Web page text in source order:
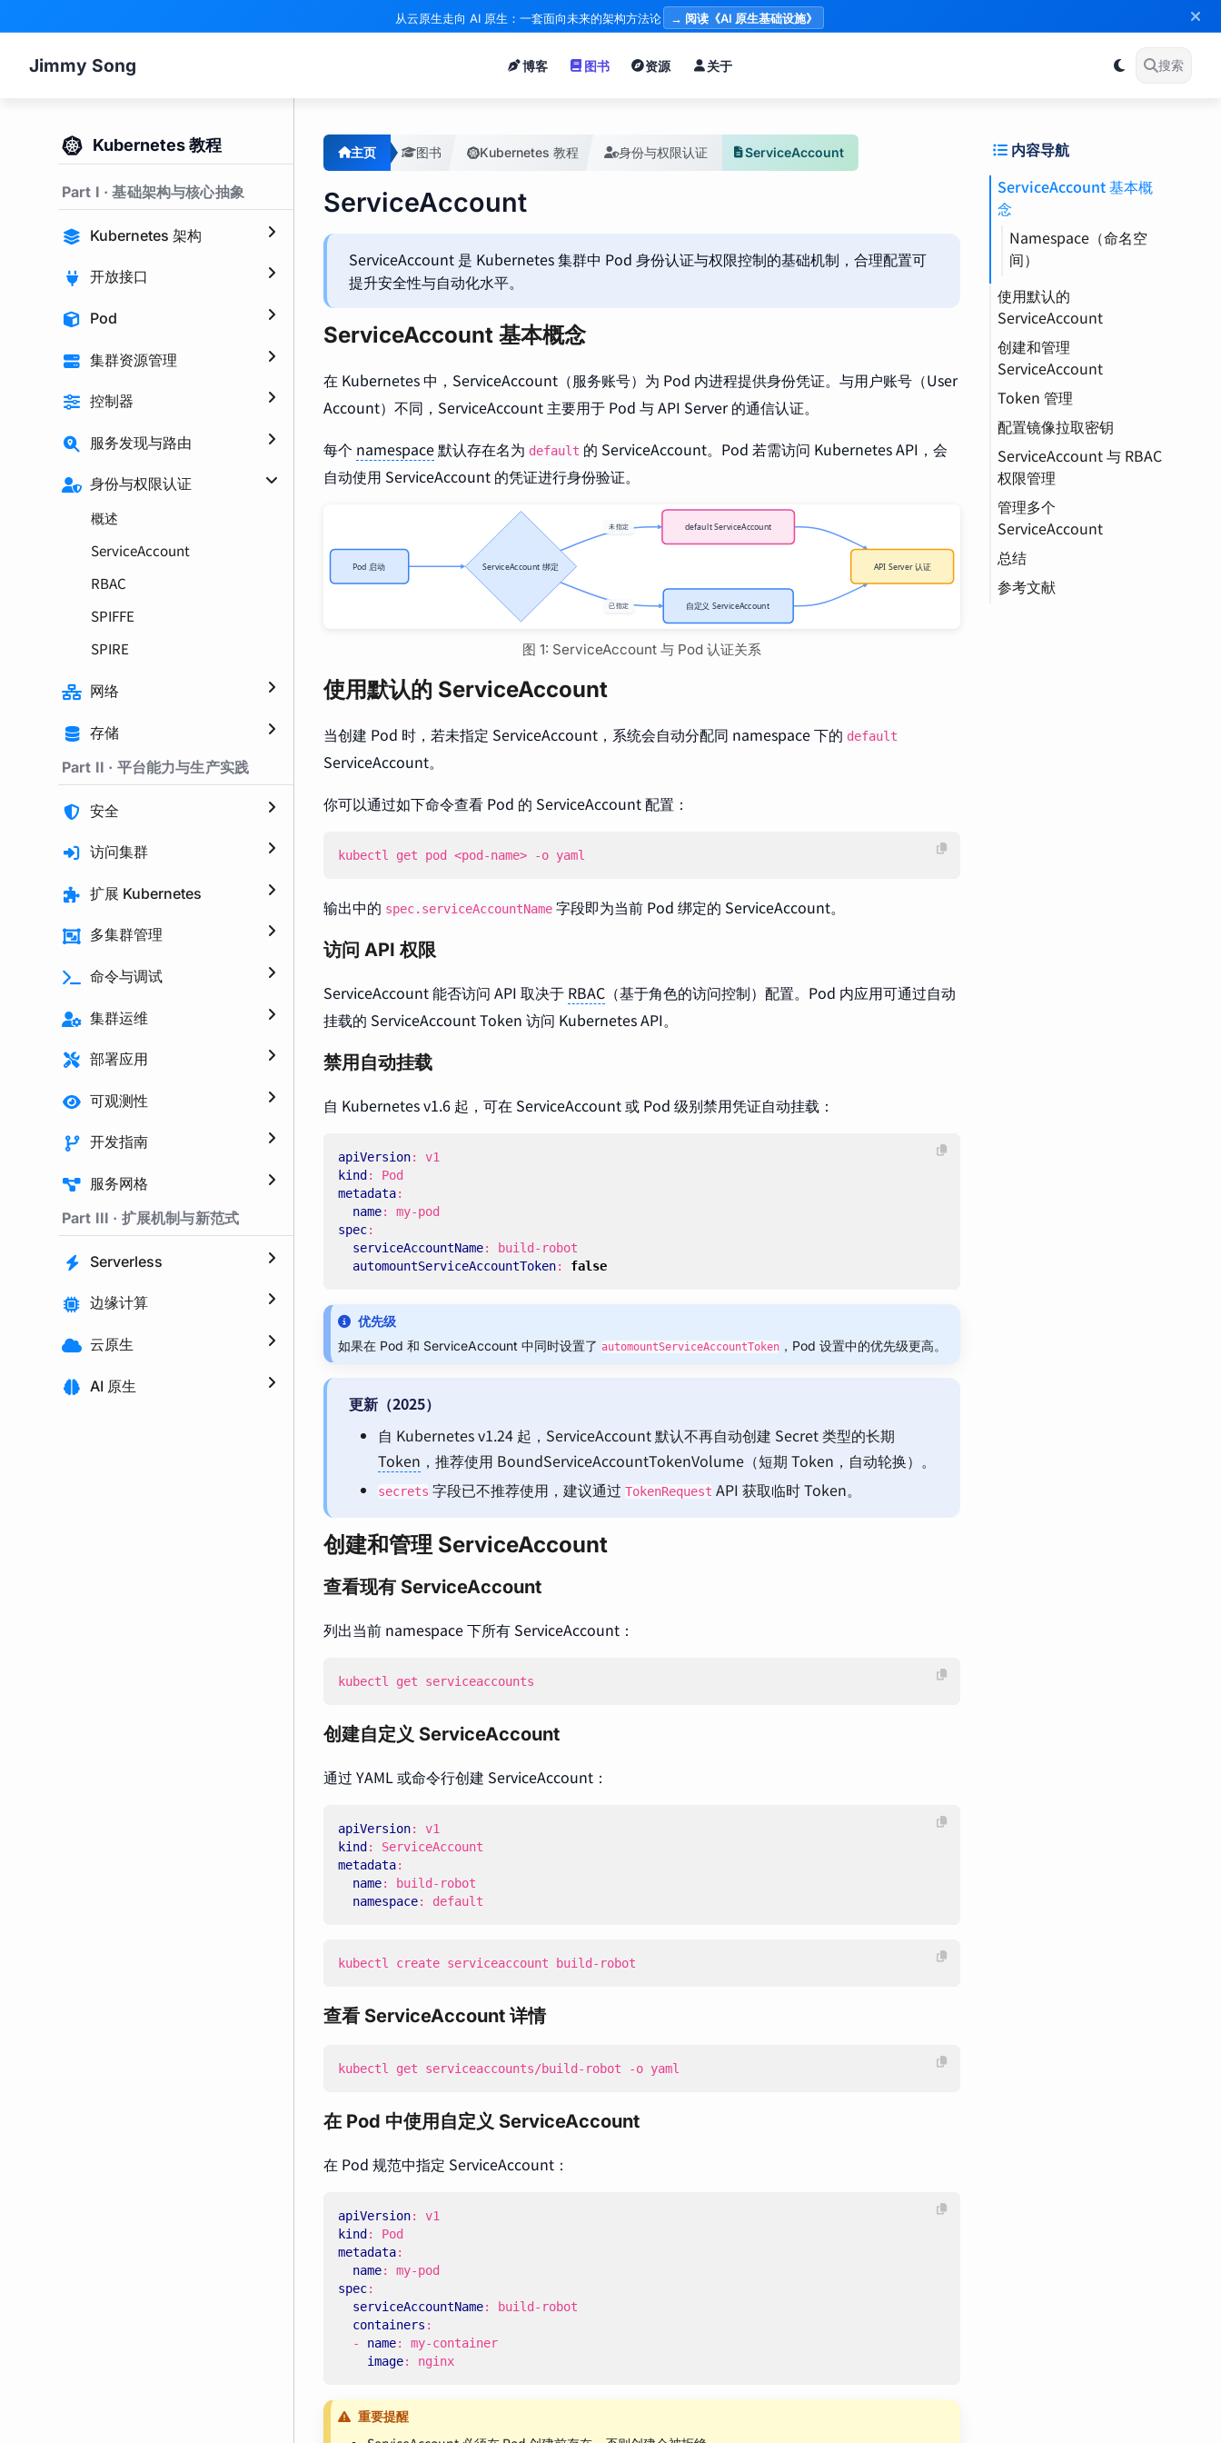
从云原生走向 AI 原生：一套面向未来的架构方法论 → 阅读《AI 原生基础设施》
Jimmy Song 博客 图书 资源 关于 搜索
Kubernetes 教程
Part I · 基础架构与核心抽象
Kubernetes 架构
开放接口
Pod
集群资源管理
控制器
服务发现与路由
身份与权限认证
概述
ServiceAccount
RBAC
SPIFFE
SPIRE
网络
存储
Part II · 平台能力与生产实践
安全
访问集群
扩展 Kubernetes
多集群管理
命令与调试
集群运维
部署应用
可观测性
开发指南
服务网格
Part III · 扩展机制与新范式
Serverless
边缘计算
云原生
AI 原生
主页 图书 Kubernetes 教程 身份与权限认证 ServiceAccount
ServiceAccount
ServiceAccount 是 Kubernetes 集群中 Pod 身份认证与权限控制的基础机制，合理配置可
提升安全性与自动化水平。
ServiceAccount 基本概念
在 Kubernetes 中，ServiceAccount（服务账号）为 Pod 内进程提供身份凭证。与用户账号（User
Account）不同，ServiceAccount 主要用于 Pod 与 API Server 的通信认证。
每个 namespace默认存在名为 default 的 ServiceAccount。Pod 若需访问 Kubernetes API，会
自动使用 ServiceAccount 的凭证进行身份验证。
图 1: ServiceAccount 与 Pod 认证关系
使用默认的 ServiceAccount
当创建 Pod 时，若未指定 ServiceAccount，系统会自动分配同 namespace 下的 default
ServiceAccount。
你可以通过如下命令查看 Pod 的 ServiceAccount 配置：
kubectl get pod <pod-name> -o yaml
输出中的 spec.serviceAccountName 字段即为当前 Pod 绑定的 ServiceAccount。
访问 API 权限
ServiceAccount 能否访问 API 取决于 RBAC （基于角色的访问控制）配置。Pod 内应用可通过自动
挂载的 ServiceAccount Token 访问 Kubernetes API。
禁用自动挂载
自 Kubernetes v1.6 起，可在 ServiceAccount 或 Pod 级别禁用凭证自动挂载：
apiVersion:
v1
kind:
Pod
metadata:
name:
my-pod
spec:
serviceAccountName:
build-robot
automountServiceAccountToken: false
优先级
如果在 Pod 和 ServiceAccount 中同时设置了 automountServiceAccountToken ，Pod 设置中的优先级更高。
更新（2025）
自 Kubernetes v1.24 起，ServiceAccount 默认不再自动创建 Secret 类型的长期
Token ，推荐使用 BoundServiceAccountTokenVolume（短期 Token，自动轮换）。
secrets 字段已不推荐使用，建议通过 TokenRequest API 获取临时 Token。
创建和管理 ServiceAccount
查看现有 ServiceAccount
列出当前 namespace 下所有 ServiceAccount：
kubectl get serviceaccounts
创建自定义 ServiceAccount
通过 YAML 或命令行创建 ServiceAccount：
apiVersion:
v1
kind:
ServiceAccount
metadata:
name:
build-robot
namespace: default
kubectl create serviceaccount build-robot
查看 ServiceAccount 详情
kubectl get serviceaccounts/build-robot -o yaml
在 Pod 中使用自定义 ServiceAccount
在 Pod 规范中指定 ServiceAccount：
apiVersion:
v1
kind:
Pod
metadata:
name:
my-pod
spec:
serviceAccountName:
build-robot
containers :
- name:
my-container
image: nginx
重要提醒
内容导航
ServiceAccount 基本概
念
Namespace（命名空
间）
使用默认的
ServiceAccount
访问 API 权限
RBAC（基于角色的访
问控制）
禁用自动挂载
Token
创建和管理
ServiceAccount
查看现有
ServiceAccount
创建自定义
ServiceAccount
查看 ServiceAccount
详情
在 Pod 中使用自定义
ServiceAccount
Token 管理
现代 Token 机制
手动创建长期
Token（不推荐）
配置镜像拉取密钥
创建镜像拉取密钥
添加到 ServiceAccount
ServiceAccount 与 RBAC
权限管理
创建 ServiceAccount
获取 ServiceAccount
Token
创建 ClusterRole
管理多个
ServiceAccount
总结
参考文献